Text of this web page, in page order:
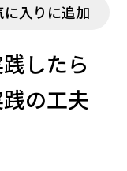
に入りに追加
したら
の工夫